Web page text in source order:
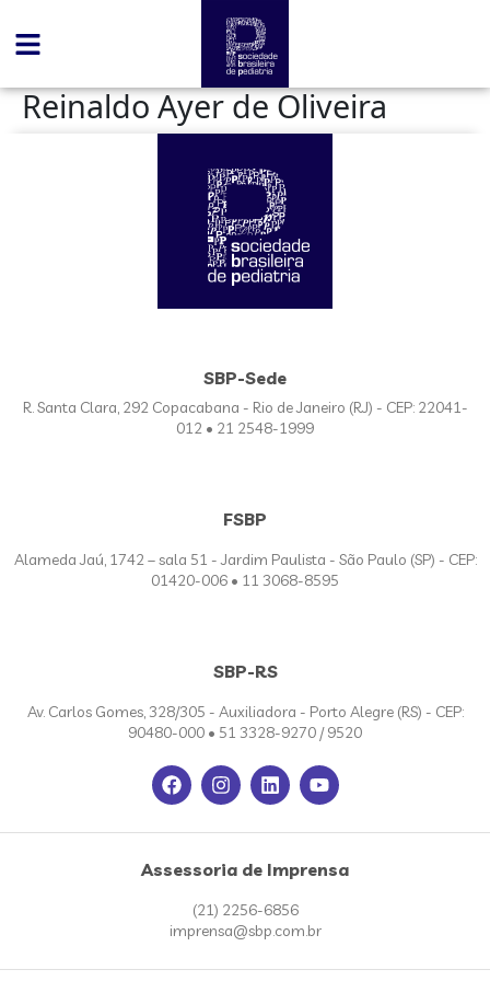
Reinaldo Ayer de Oliveira
SBP-Sede
R. Santa Clara, 292 Copacabana - Rio de Janeiro (RJ) - CEP: 22041-
012 • 21 2548-1999
FSBP
Alameda Jaú, 1742 – sala 51 - Jardim Paulista - São Paulo (SP) - CEP:
01420-006 • 11 3068-8595
SBP-RS
Av. Carlos Gomes, 328/305 - Auxiliadora - Porto Alegre (RS) - CEP:
90480-000 • 51 3328-9270 / 9520
Assessoria de Imprensa
(21) 2256-6856
imprensa@sbp.com.br